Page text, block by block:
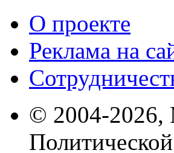
О проекте
Реклама на
© 2004-2026,